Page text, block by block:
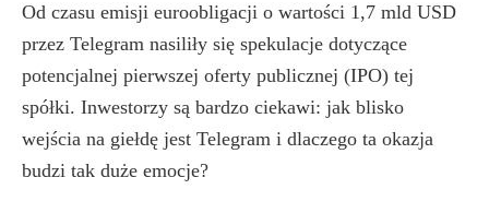
Od czasu emisji euroobligacji o wartości 1,7 mld USD
przez Telegram nasiliły się spekulacje dotyczące
potencjalnej pierwszej oferty publicznej (IPO) tej
spółki. Inwestorzy są bardzo ciekawi: jak blisko
wejścia na giełdę jest Telegram i dlaczego ta okazja
budzi tak duże emocje?